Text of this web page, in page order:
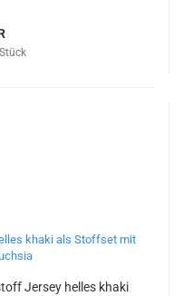
Jersey helles khaki